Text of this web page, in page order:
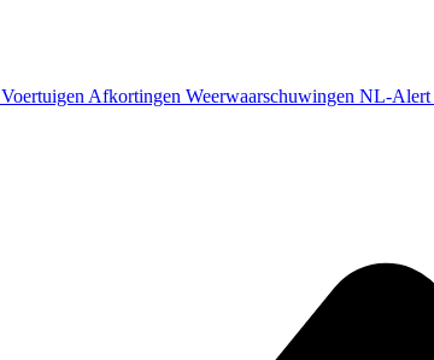
Voertuigen Afkortingen Weerwaarschuwingen NL-Alert